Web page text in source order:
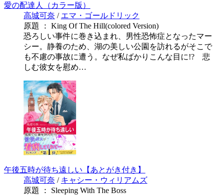
愛の配達人（カラー版）
高城可奈 / エマ・ゴールドリック
原題 ： King Of The Hill(colored Version)
恐ろしい事件に巻き込まれ、男性恐怖症となったマー
シー。静養のため、湖の美しい公園を訪れるがそこで
も不慮の事故に遭う。なぜ私ばかりこんな目に!? 悲
しむ彼女を慰め…
午後五時が待ち遠しい【あとがき付き】
高城可奈 / キャシー・ウィリアムズ
原題 ： Sleeping With The Boss